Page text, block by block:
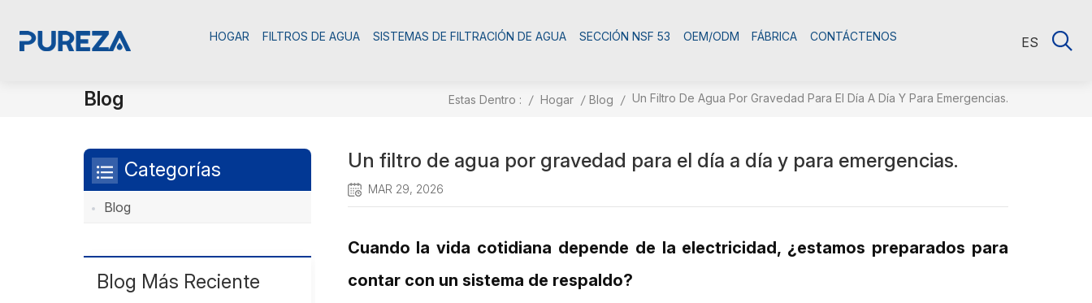
HOGAR FILTROS DE AGUA SISTEMAS DE FILTRACIÓN DE AGUA SECCIÓN NSF 53 OEM/ODM FÁBRICA CONTÁCTENOS ES
Blog Estas Dentro : / Hogar / Blog / Un Filtro De Agua Por Gravedad Para El Día A Día Y Para Emergencias.
Un filtro de agua por gravedad para el día a día y para emergencias.
MAR 29, 2026
Cuando la vida cotidiana depende de la electricidad, ¿estamos preparados para
contar con un sistema de respaldo?
Categorías
Blog
Blog Más Reciente